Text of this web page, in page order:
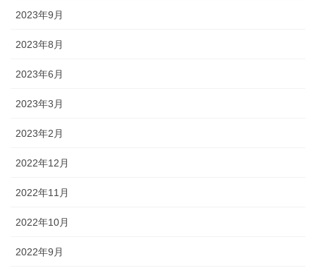
2023年9月
2023年8月
2023年6月
2023年3月
2023年2月
2022年12月
2022年11月
2022年10月
2022年9月